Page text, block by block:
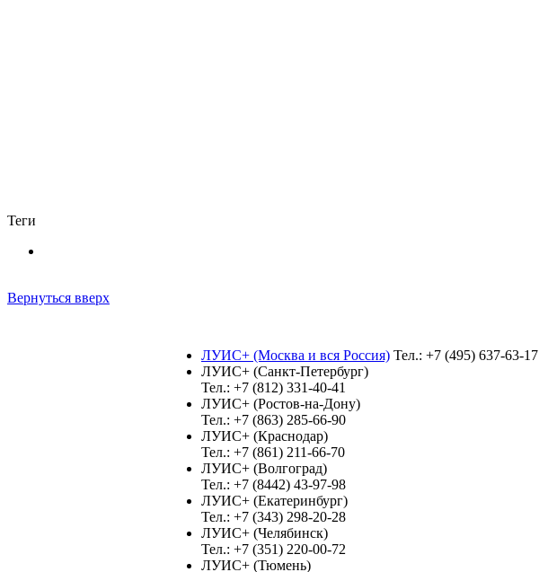
Теги
Вернуться вверх
ЛУИС+ (Москва и вся Россия) Тел.: +7 (495) 637-63-17
ЛУИС+ (Санкт-Петербург)
Тел.: +7 (812) 331-40-41
ЛУИС+ (Ростов-на-Дону)
Тел.: +7 (863) 285-66-90
ЛУИС+ (Краснодар)
Тел.: +7 (861) 211-66-70
ЛУИС+ (Волгоград)
Тел.: +7 (8442) 43-97-98
ЛУИС+ (Екатеринбург)
Тел.: +7 (343) 298-20-28
ЛУИС+ (Челябинск)
Тел.: +7 (351) 220-00-72
ЛУИС+ (Тюмень)